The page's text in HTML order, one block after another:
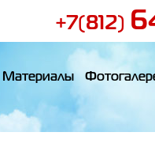
+7(812)
Материалы